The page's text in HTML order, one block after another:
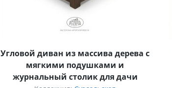
Угловой диван из массива дерева с
мягкими подушками и
журнальный столик для дачи